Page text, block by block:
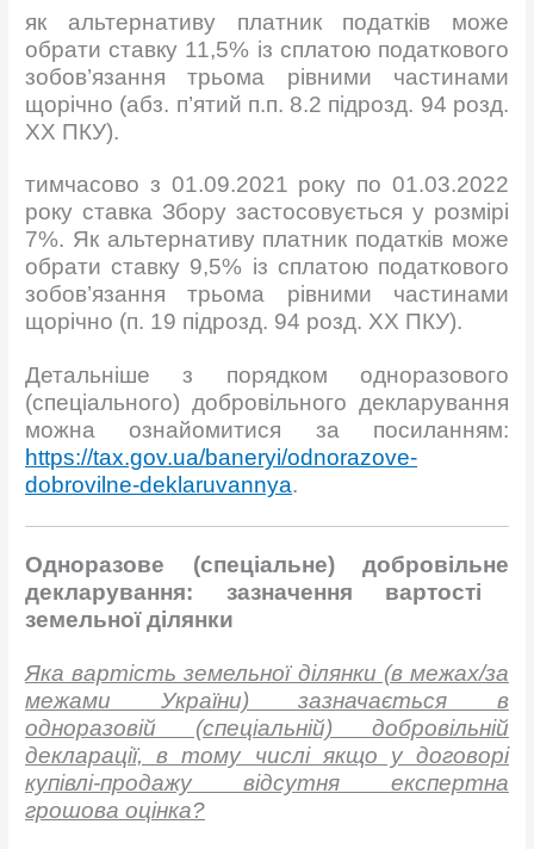
як альтернативу платник податків може
обрати ставку 11,5% із сплатою податкового
зобов’язання трьома рівними частинами
щорічно (абз. п’ятий п.п. 8.2 підрозд. 94 розд.
XX ПКУ).
тимчасово з 01.09.2021 року по 01.03.2022
року ставка Збору застосовується у розмірі
7%. Як альтернативу платник податків може
обрати ставку 9,5% із сплатою податкового
зобов’язання трьома рівними частинами
щорічно (п. 19 підрозд. 94 розд. XX ПКУ).
Детальніше з порядком одноразового
(спеціального) добровільного декларування
можна ознайомитися за посиланням:
https://tax.gov.ua/baneryi/odnorazove-
dobrovilne-deklaruvannya.
Одноразове (спеціальне) добровільне
декларування: зазначення вартості
земельної ділянки
Яка вартість земельної ділянки (в межах/за
межами України) зазначається в
одноразовій (спеціальній) добровільній
декларації, в тому числі якщо у договорі
купівлі-продажу відсутня експертна
грошова оцінка?